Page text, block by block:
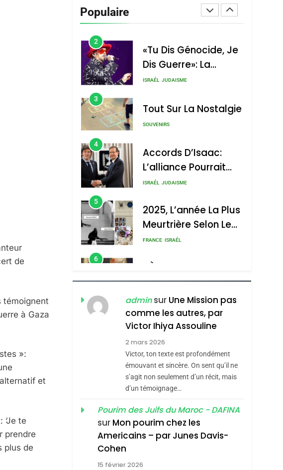
de
témoignent
à Gaza
»:
et
te
prendre
plus de
Populaire
Vanessa De Loya
2
«Tu Dis Génocide, Je
Dis Guerre»: La
Nouvelle Chanson De
ISRAÉL JUDAISME
3
Tout Sur La Nostalgie
SOUVENIRS
4
Accords D’Isaac:
L’alliance Pourrait
S’étendre À 13 Pays
ISRAÉL JUDAISME
5
2025, L’année La Plus
Meurtrière Selon Le
Rapport D’ADL
FRANCE ISRAÉL
6
FIÈRE, DIGNE ET
RÉSILIENTE :
POURQUOI JE
REVENDIQUE MA
JUDAÏTE Par Thérèse
Zrihen-Dvir
ISRAÉL JUDAISME
CE QUI NOUS
MANQUE – Jacques
Hadida
JUDAISME
Maroc : Les Amandes
De Tafraout, Le Miel
De Tadla Azilal
Consacrés Produits
Du Terroir
DAFINA MAROC
Oeil Ravageur –
adminsur Une Mission pas
comme les autres, par
Victor Ihiya Assouline
2 mars 2026
Victor, ton texte est profondément
émouvant et sincère. On sent qu’il ne
s’agit non seulement d’un récit, mais
d’un témoignage…
Pourim des Juifs du Maroc - DAFINA
sur Mon pourim chez les
Americains – par Junes Davis-
Cohen
15 février 2026